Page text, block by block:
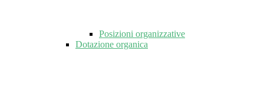
Posizioni organizzative
Dotazione organica